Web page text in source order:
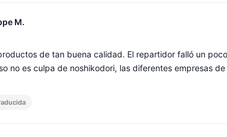
M.
de tan buena calidad. El repartidor falló un
no es culpa de noshikodori, las diferentes empresas